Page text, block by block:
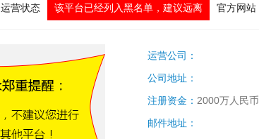
运营状态 该平台已经列入黑名单，建议远离 官方网站
运营公司：
公司地址：
注册资金： 2000万人民币
邮件地址：